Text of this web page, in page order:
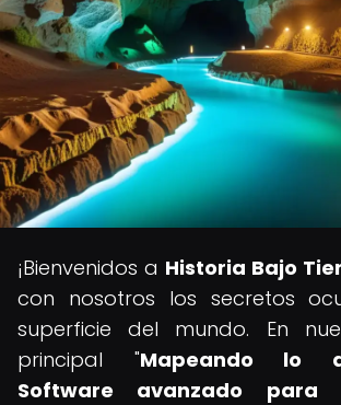
¡Bienvenidos a Historia Bajo
con nosotros los secretos
superficie del mundo. En
principal "Mapeando lo
Software avanzado para